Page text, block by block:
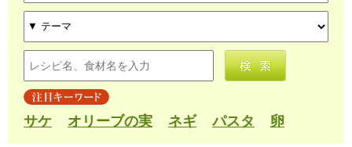
サケ オリーブの実 ネギ パスタ 卵